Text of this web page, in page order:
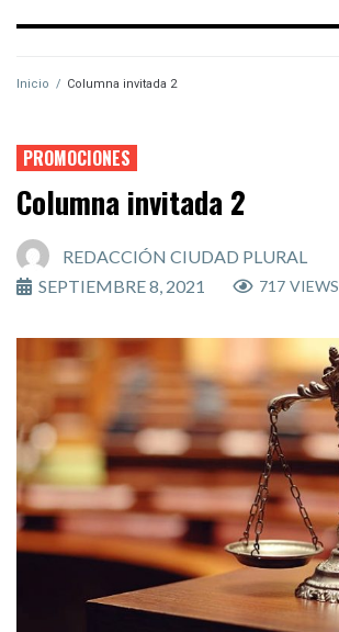
Inicio / Columna invitada 2
PROMOCIONES
Columna invitada 2
REDACCIÓN CIUDAD PLURAL
SEPTIEMBRE 8, 2021
717 VIEWS